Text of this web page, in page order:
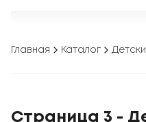
Главная Каталог
Страница 3 -